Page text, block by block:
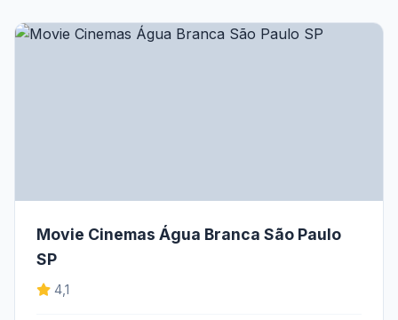
Movie Cinemas Água Branca São Paulo
SP
4,1